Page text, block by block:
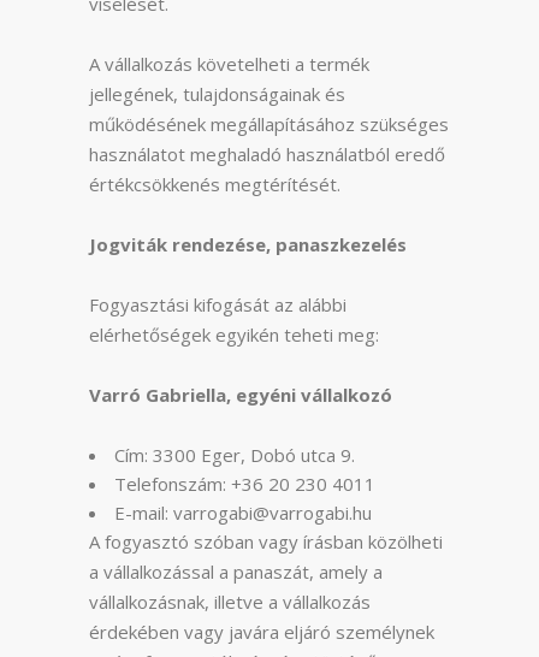
A vállalkozás követelheti a termék
jellegének, tulajdonságainak és
működésének megállapításához szükséges
használatot meghaladó használatból eredő
értékcsökkenés megtérítését.
Jogviták rendezése, panaszkezelés
Fogyasztási kifogását az alábbi
elérhetőségek egyikén teheti meg:
Varró Gabriella, egyéni vállalkozó
Cím: 3300 Eger, Dobó utca 9.
Telefonszám: +36 20 230 4011
E-mail: varrogabi@varrogabi.hu
A fogyasztó szóban vagy írásban közölheti
a vállalkozással a panaszát, amely a
vállalkozásnak, illetve a vállalkozás
érdekében vagy javára eljáró személynek